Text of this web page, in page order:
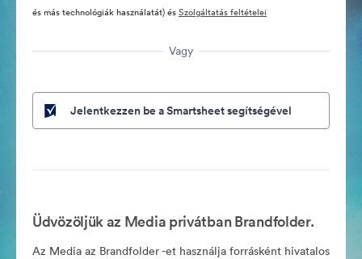
és más technológiák használatát) ésSzolgáltatás feltételei
Vagy
Jelentkezzen be a Smartsheet segítségével
Üdvözöljük az Media privátban Brandfolder.
Az Media az Brandfolder -et használja forrásként hivatalos